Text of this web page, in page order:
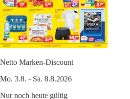
Netto Marken-Discount
Mo. 3.8. - Sa. 8.8.2026
Nur noch heute gültig